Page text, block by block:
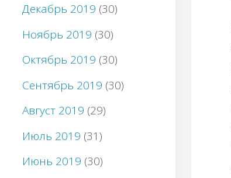
Декабрь 2019 (30)
Ноябрь 2019 (30)
Октябрь 2019 (30)
Сентябрь 2019 (30)
Август 2019 (29)
Июль 2019 (31)
Июнь 2019 (30)